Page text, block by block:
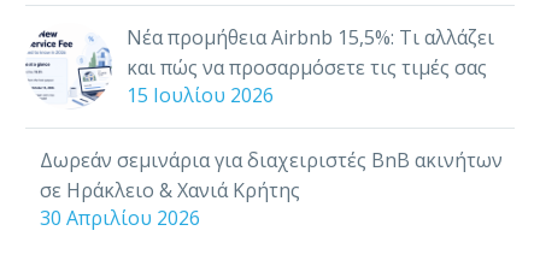
Νέα προμήθεια Airbnb 15,5%: Τι αλλάζει
και πώς να προσαρμόσετε τις τιμές σας
15 Ιουλίου 2026
Δωρεάν σεμινάρια για διαχειριστές BnB ακινήτων
σε Ηράκλειο & Χανιά Κρήτης
30 Απριλίου 2026